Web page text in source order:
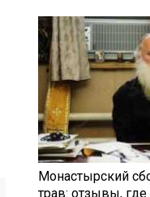
Монастырский
трав: отзывы,